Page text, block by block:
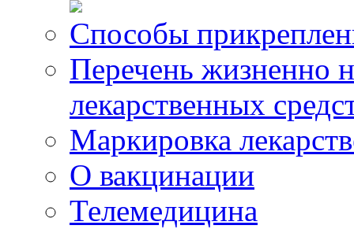
Способы
Перечень жизненно
лекарственных
Маркировка
О вакцинации
Телемедицина